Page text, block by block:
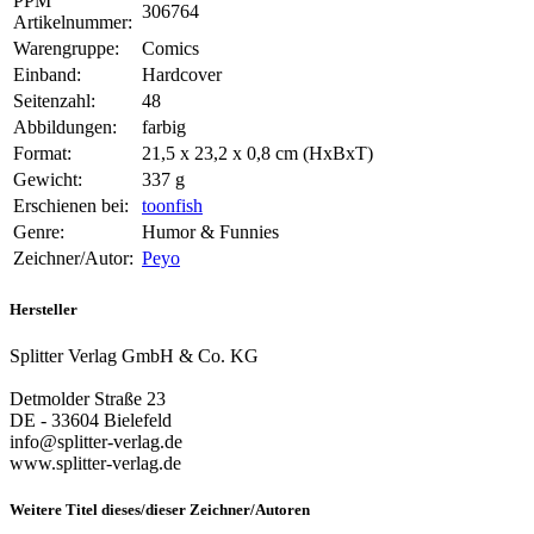
Artikelnummer:
306764
Warengruppe:
Comics
Einband:
Hardcover
Seitenzahl:
48
Abbildungen:
farbig
Format:
21,5 x 23,2 x 0,8 cm (HxBxT)
Gewicht:
337 g
Erschienen bei:
toonfish
Genre:
Humor & Funnies
Zeichner/Autor: Peyo
Hersteller
Splitter Verlag GmbH & Co. KG
Detmolder Straße 23
DE - 33604 Bielefeld
info@splitter-verlag.de
www.splitter-verlag.de
Weitere Titel dieses/dieser Zeichner/Autoren